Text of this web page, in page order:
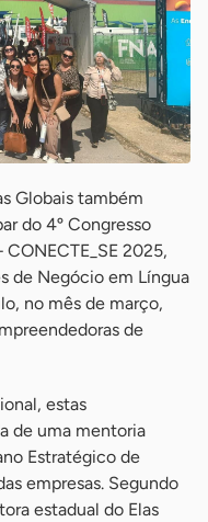
Globais também
do 4º Congresso
2025,
de Negócio em Língua
no mês de março,
de
estas
de uma mentoria
Estratégico de
empresas. Segundo
estadual do Elas